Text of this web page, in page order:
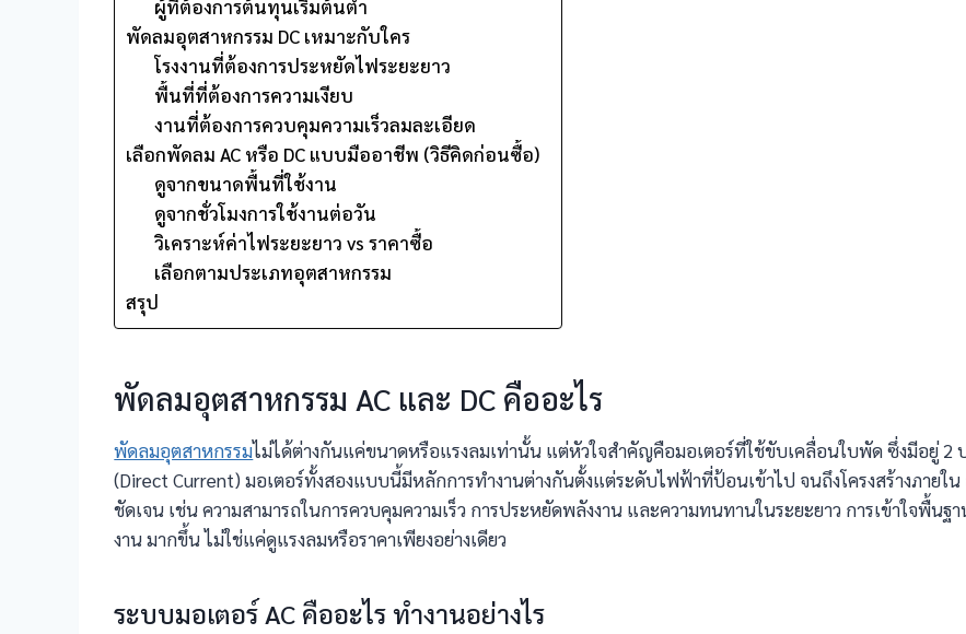
ผู้ที่ต้องการต้นทุนเริ่มต้นต่ำ
พัดลมอุตสาหกรรม DC เหมาะกับใคร
โรงงานที่ต้องการประหยัดไฟระยะยาว
พื้นที่ที่ต้องการความเงียบ
งานที่ต้องการควบคุมความเร็วลมละเอียด
เลือกพัดลม AC หรือ DC แบบมืออาชีพ (วิธีคิดก่อนซื้อ)
ดูจากขนาดพื้นที่ใช้งาน
ดูจากชั่วโมงการใช้งานต่อวัน
วิเคราะห์ค่าไฟระยะยาว vs ราคาซื้อ
เลือกตามประเภทอุตสาหกรรม
สรุป
พัดลมอุตสาหกรรม AC และ DC คืออะไร
พัดลมอุตสาหกรรมไม่ได้ต่างกันแค่ขนาดหรือแรงลมเท่านั้น แต่หัวใจสำคัญคือมอเตอร์ที่ใช้ขับเคลื่อนใบพัด ซึ่งมีอยู่ 2
(Direct Current) มอเตอร์ทั้งสองแบบนี้มีหลักการทำงานต่างกันตั้งแต่ระดับไฟฟ้าที่ป้อนเข้าไป จนถึงโครงสร้างภายใ
ชัดเจน เช่น ความสามารถในการควบคุมความเร็ว การประหยัดพลังงาน และความทนทานในระยะยาว การเข้าใจพื้น
งาน มากขึ้น ไม่ใช่แค่ดูแรงลมหรือราคาเพียงอย่างเดียว
ระบบมอเตอร์ AC คืออะไร ทำงานอย่างไร